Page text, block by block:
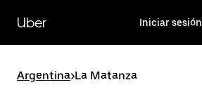
contenido
principal
Uber Iniciar sesión
Argentina>La Matanza